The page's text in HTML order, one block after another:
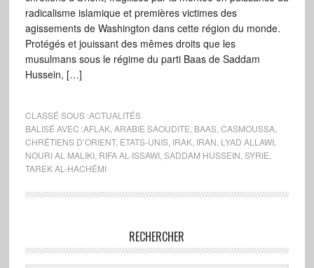
radicalisme islamique et premières victimes des
agissements de Washington dans cette région du monde.
Protégés et jouissant des mêmes droits que les
musulmans sous le régime du parti Baas de Saddam
Hussein, […]
CLASSÉ SOUS :ACTUALITÉS
BALISÉ AVEC :AFLAK, ARABIE SAOUDITE BAAS, CASMOUSSA,
CHRÉTIENS D’ORIENT, ETATS-UNIS, IRAK, IRAN LYAD ALLAWI,
NOURI AL MALIKI, RIFA AL-ISSAWI, SADDAM HUSSEIN SYRIE
TAREK AL-HACHÉMI
RECHERCHER